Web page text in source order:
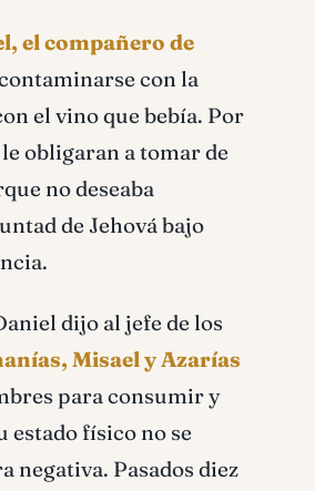
el compañero de
con la
el vino que bebía. Por
obligaran a tomar de
no deseaba
de Jehová bajo
dijo al jefe de los
Misael y Azarías
para consumir y
estado físico no se
negativa. Pasados diez